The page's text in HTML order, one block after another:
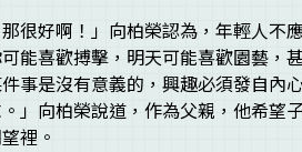
那很好啊！」向柏榮認為，年輕人不
能喜歡搏擊，明天可能喜歡園藝，
事是沒有意義的，興趣必須發自內
」向柏榮說道，作為父親，他希望
裡。